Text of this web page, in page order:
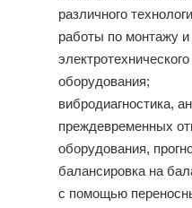
различного
работы по монтажу
оборудования;
вибродиагностика,
преждевременных
оборудования,
балансировка на
с помощью